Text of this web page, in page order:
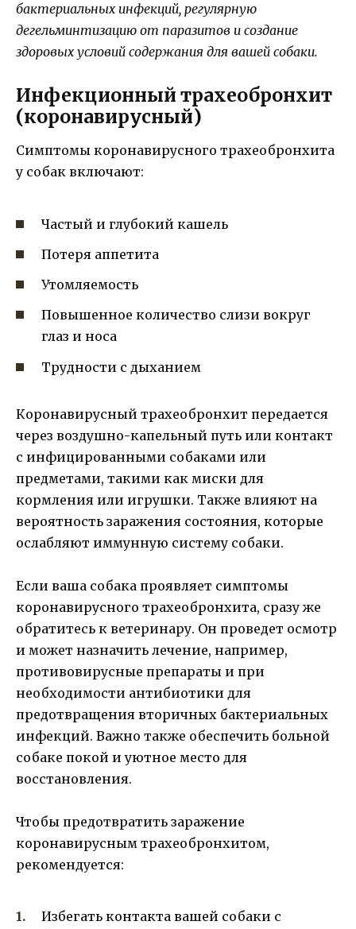
бактериальных инфекций, регулярную
дегельминтизацию от паразитов и создание
здоровых условий содержания для вашей собаки.
Инфекционный трахеобронхит
(коронавирусный)
Симптомы коронавирусного трахеобронхита
у собак включают:
Частый и глубокий кашель
Потеря аппетита
Утомляемость
Повышенное количество слизи вокруг
глаз и носа
Трудности с дыханием
Коронавирусный трахеобронхит передается
через воздушно-капельный путь или контакт
с инфицированными собаками или
предметами, такими как миски для
кормления или игрушки. Также влияют на
вероятность заражения состояния, которые
ослабляют иммунную систему собаки.
Если ваша собака проявляет симптомы
коронавирусного трахеобронхита, сразу же
обратитесь к ветеринару. Он проведет осмотр
и может назначить лечение, например,
противовирусные препараты и при
необходимости антибиотики для
предотвращения вторичных бактериальных
инфекций. Важно также обеспечить больной
собаке покой и уютное место для
восстановления.
Чтобы предотвратить заражение
коронавирусным трахеобронхитом,
рекомендуется:
Избегать контакта вашей собаки с